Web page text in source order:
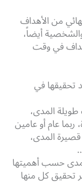
من الأهداف
أيضاً،
في وقت
تحقيقها في
المدى،
عام أو عامين
المدى،
حسب أهميتها
تحقيق كل منها